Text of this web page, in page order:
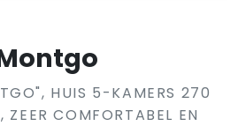
HUIS 5-KAMERS 270
COMFORTABEL EN